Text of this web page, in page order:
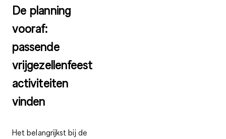
De planning
vooraf:
passende
vrijgezellenfeest
activiteiten
vinden
Het belangrijkst bij de